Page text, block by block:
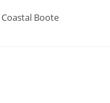
Boote